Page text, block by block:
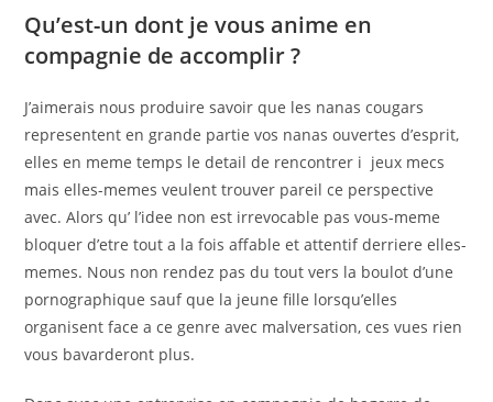
Qu’est-un dont je vous anime en
compagnie de accomplir ?
J’aimerais nous produire savoir que les nanas cougars
representent en grande partie vos nanas ouvertes d’esprit,
elles en meme temps le detail de rencontrer i jeux mecs
mais elles-memes veulent trouver pareil ce perspective
avec. Alors qu’ l’idee non est irrevocable pas vous-meme
bloquer d’etre tout a la fois affable et attentif derriere elles-
memes. Nous non rendez pas du tout vers la boulot d’une
pornographique sauf que la jeune fille lorsqu’elles
organisent face a ce genre avec malversation, ces vues rien
vous bavarderont plus.